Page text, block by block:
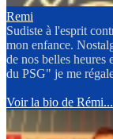
Remi
Sudiste à l'esprit
mon enfance.
de nos belles heures
du PSG" je me
Voir la bio de Rémi...